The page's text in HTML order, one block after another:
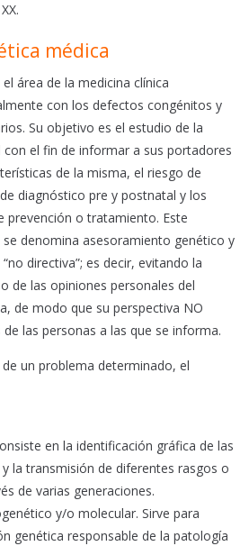
médica
el área de la medicina clínica
con los defectos congénitos y
Su objetivo es el estudio de la
el fin de informar a sus portadores
de la misma, el riesgo de
diagnóstico pre y postnatal y los
prevención o tratamiento. Este
denomina asesoramiento genético y
directiva”; es decir, evitando la
de las opiniones personales del
de modo que su perspectiva NO
las personas a las que se informa.
un problema determinado, el
en la identificación gráfica de las
la transmisión de diferentes rasgos o
de varias generaciones.
y/o molecular. Sirve para
genética responsable de la patología